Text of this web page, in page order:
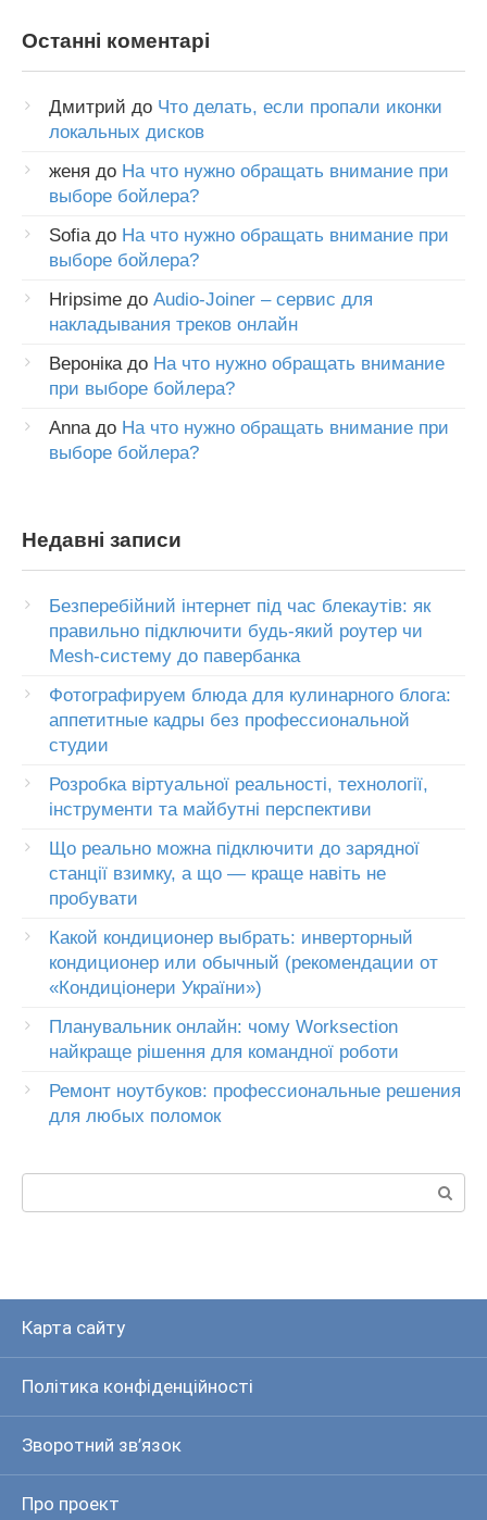
Останні коментарі
Дмитрий до Что делать, если пропали иконки
локальных дисков
женя до На что нужно обращать внимание при
выборе бойлера?
Sofiaдо На что нужно обращать внимание при
выборе бойлера?
Hripsime до Audio-Joiner – сервис для
накладывания треков онлайн
Веронікадо На что нужно обращать внимание
при выборе бойлера?
Annaдо На что нужно обращать внимание при
выборе бойлера?
Недавні записи
Безперебійний інтернет під час блекаутів: як
правильно підключити будь-який роутер чи
Mesh-систему до павербанка
Фотографируем блюда для кулинарного блога:
аппетитные кадры без профессиональной
студии
Розробка віртуальної реальності, технології,
інструменти та майбутні перспективи
Що реально можна підключити до зарядної
станції взимку, а що — краще навіть не
пробувати
Какой кондиционер выбрать: инверторный
кондиционер или обычный (рекомендации от
«Кондиціонери України»)
Планувальник онлайн: чому Worksection
найкраще рішення для командної роботи
Ремонт ноутбуков: профессиональные решения
для любых поломок
Карта сайту
Політика конфіденційності
Зворотний зв’язок
Про проект